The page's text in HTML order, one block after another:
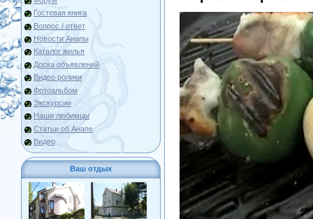
Гостевая книга
Вопрос / ответ
Новости Анапы
Каталог жилья
Доска объявлений
Видео ролики
Фотоальбом
Экскурсии
Наши любимцы
Статьи об Анапе
Видео
Ваш отдых